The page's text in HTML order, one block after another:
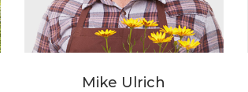
Mike Ulrich